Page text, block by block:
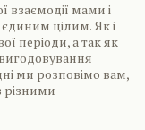
взаємодії мами і
цілим. Як і
періоди, а так як
ми розповімо вам,
різними